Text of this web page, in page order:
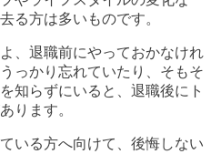
る方は多いものです。
、退職前にやっておかなけれ
っかり忘れていたり、そもそ
知らずにいると、退職後にト
ります。
いる方へ向けて、後悔しない